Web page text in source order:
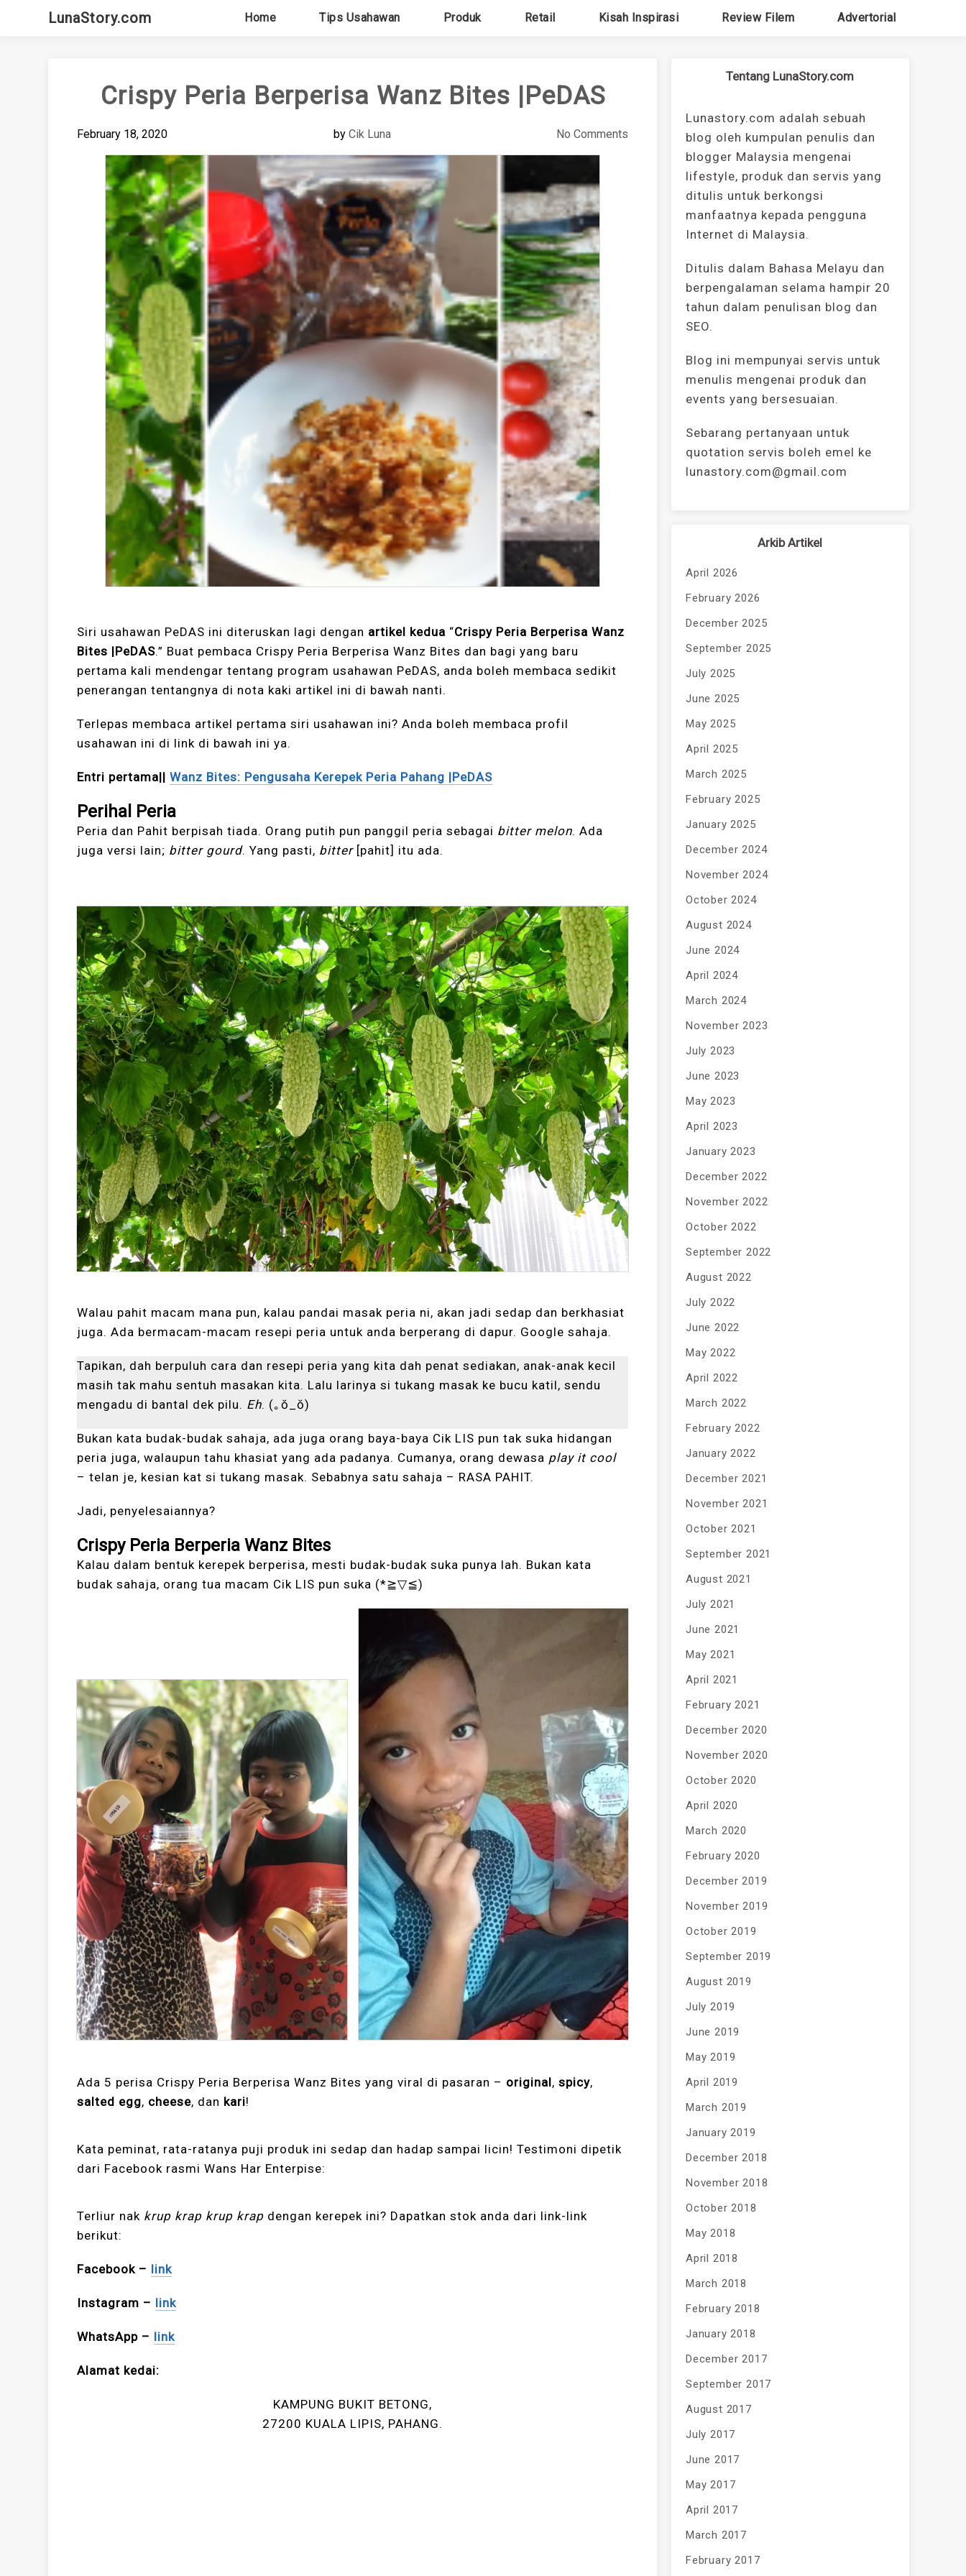
LunaStory.com Home Tips Usahawan Produk Retail Kisah Inspirasi Review Filem Advertorial
Crispy Peria Berperisa Wanz Bites |PeDAS
February 18, 2020 by Cik Luna No Comments
Siri usahawan PeDAS ini diteruskan lagi dengan artikel kedua “Crispy Peria Berperisa Wanz
Bites |PeDAS.” Buat pembaca Crispy Peria Berperisa Wanz Bites dan bagi yang baru
pertama kali mendengar tentang program usahawan PeDAS, anda boleh membaca sedikit
penerangan tentangnya di nota kaki artikel ini di bawah nanti.
Terlepas membaca artikel pertama siri usahawan ini? Anda boleh membaca profil
usahawan ini di link di bawah ini ya.
Entri pertama||Wanz Bites: Pengusaha Kerepek Peria Pahang |PeDAS
Perihal Peria
Peria dan Pahit berpisah tiada. Orang putih pun panggil peria sebagai bitter melon. Ada
juga versi lain; bitter gourd. Yang pasti, bitter[pahit] itu ada.
Walau pahit macam mana pun, kalau pandai masak peria ni, akan jadi sedap dan berkhasiat
juga. Ada bermacam-macam resepi peria untuk anda berperang di dapur. Google sahaja.
Tapikan, dah berpuluh cara dan resepi peria yang kita dah penat sediakan, anak-anak kecil
masih tak mahu sentuh masakan kita. Lalu larinya si tukang masak ke bucu katil, sendu
mengadu di bantal dek pilu. Eh. (｡ŏ_ŏ)
Bukan kata budak-budak sahaja, ada juga orang baya-baya Cik LIS pun tak suka hidangan
peria juga, walaupun tahu khasiat yang ada padanya. Cumanya, orang dewasa play it cool
– telan je, kesian kat si tukang masak. Sebabnya satu sahaja – RASA PAHIT.
Jadi, penyelesaiannya?
Crispy Peria Berperia Wanz Bites
Kalau dalam bentuk kerepek berperisa, mesti budak-budak suka punya lah. Bukan kata
budak sahaja, orang tua macam Cik LIS pun suka (*≧▽≦)
Ada 5 perisa Crispy Peria Berperisa Wanz Bites yang viral di pasaran – original,spicy,
salted egg, cheese, dan kari!
Kata peminat, rata-ratanya puji produk ini sedap dan hadap sampai licin! Testimoni dipetik
dari Facebook rasmi Wans Har Enterpise:
Terliur nak krup krap krup krap dengan kerepek ini? Dapatkan stok anda dari link-link
berikut:
Facebook – link
Instagram – link
WhatsApp – link
Alamat kedai:
KAMPUNG BUKIT BETONG,
27200 KUALA LIPIS, PAHANG.
Tentang LunaStory.com
Lunastory.com adalah sebuah
blog oleh kumpulan penulis dan
blogger Malaysia mengenai
lifestyle, produk dan servis yang
ditulis untuk berkongsi
manfaatnya kepada pengguna
Internet di Malaysia.
Ditulis dalam Bahasa Melayu dan
berpengalaman selama hampir 20
tahun dalam penulisan blog dan
SEO.
Blog ini mempunyai servis untuk
menulis mengenai produk dan
events yang bersesuaian.
Sebarang pertanyaan untuk
quotation servis boleh emel ke
lunastory.com@gmail.com
Arkib Artikel
April 2026
February 2026
December 2025
September 2025
July 2025
June 2025
May 2025
April 2025
March 2025
February 2025
January 2025
December 2024
November 2024
October 2024
August 2024
June 2024
April 2024
March 2024
November 2023
July 2023
June 2023
May 2023
April 2023
January 2023
December 2022
November 2022
October 2022
September 2022
August 2022
July 2022
June 2022
May 2022
April 2022
March 2022
February 2022
January 2022
December 2021
November 2021
October 2021
September 2021
August 2021
July 2021
June 2021
May 2021
April 2021
February 2021
December 2020
November 2020
October 2020
April 2020
March 2020
February 2020
December 2019
November 2019
October 2019
September 2019
August 2019
July 2019
June 2019
May 2019
April 2019
March 2019
January 2019
December 2018
November 2018
October 2018
May 2018
April 2018
March 2018
February 2018
January 2018
December 2017
September 2017
August 2017
July 2017
June 2017
May 2017
April 2017
March 2017
February 2017